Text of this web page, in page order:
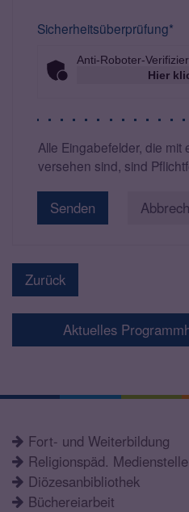
Sicherheitsüberprüfung*
Anti-Roboter-
Hier
Alle Eingabefelder, die mit
versehen sind, sind
Zurück
Aktuelles
Fort- und Weiterbildung
Religionspäd. Medienstelle
Diözesanbibliothek
Büchereiarbeit